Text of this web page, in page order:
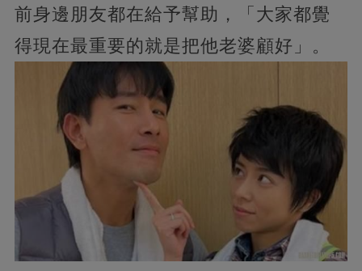
前身邊朋友都在給予幫助，「大家都覺
得現在最重要的就是把他老婆顧好」。